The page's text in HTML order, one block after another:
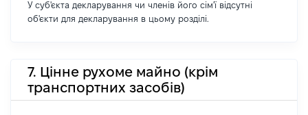
У суб'єкта декларування чи членів його сім'ї відсутні
об'єкти для декларування в цьому розділі.
7. Цінне рухоме майно (крім
транспортних засобів)